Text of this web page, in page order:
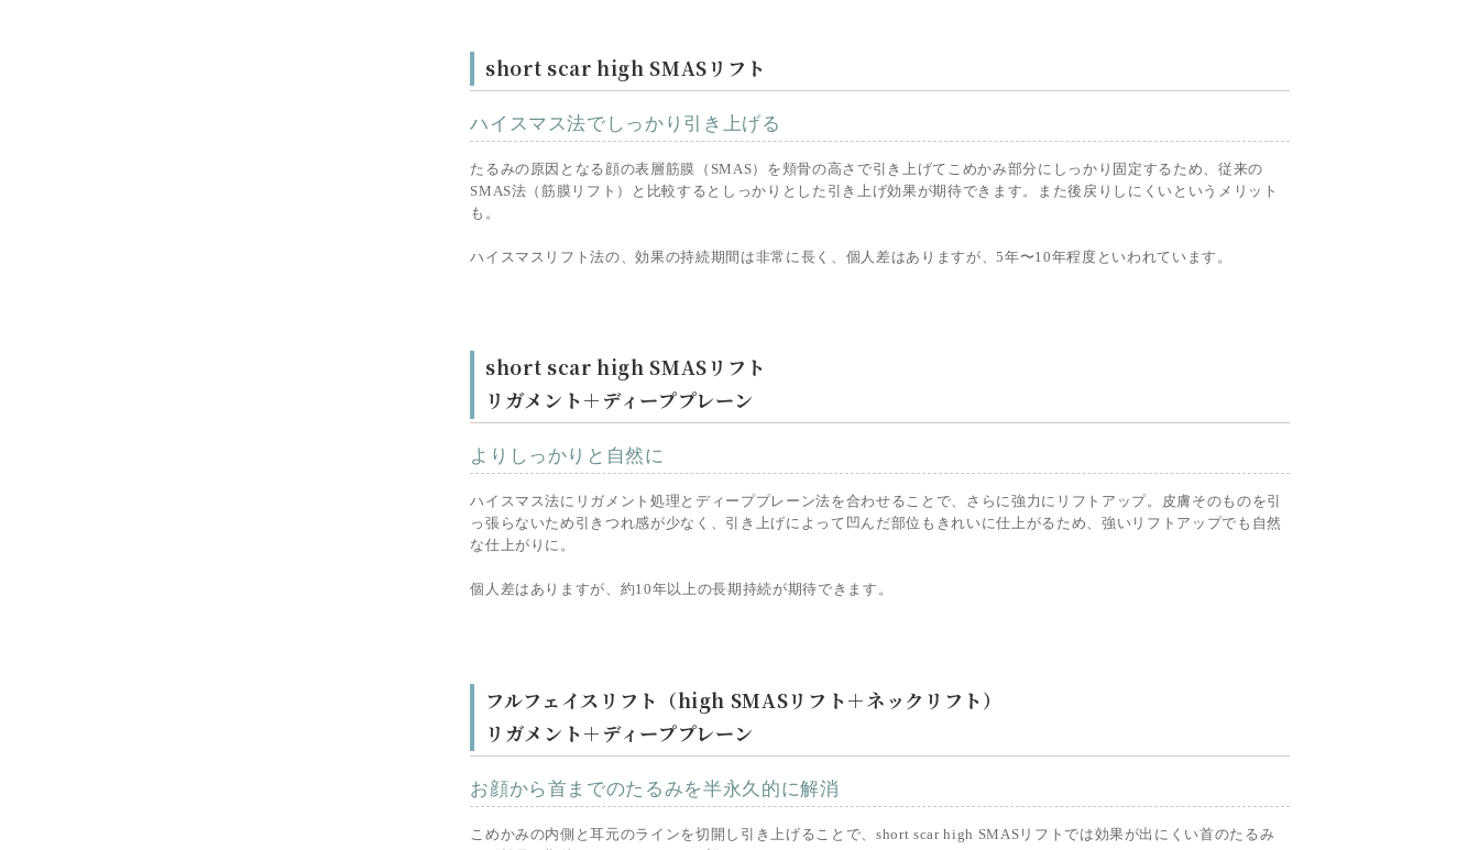
short scar high SMASリフト
ハイスマス法でしっかり引き上げる
たるみの原因となる顔の表層筋膜（SMAS）を頬骨の高さで引き上げてこめかみ部分にしっかり固定するため、従来の
SMAS法（筋膜リフト）と比較するとしっかりとした引き上げ効果が期待できます。また後戻りしにくいというメリット
も。
ハイスマスリフト法の、効果の持続期間は非常に長く、個人差はありますが、5年〜10年程度といわれています。
short scar high SMASリフト
リガメント＋ディーププレーン
よりしっかりと自然に
ハイスマス法にリガメント処理とディーププレーン法を合わせることで、さらに強力にリフトアップ。皮膚そのものを引
っ張らないため引きつれ感が少なく、引き上げによって凹んだ部位もきれいに仕上がるため、強いリフトアップでも自然
な仕上がりに。
個人差はありますが、約10年以上の長期持続が期待できます。
フルフェイスリフト （high SMASリフト＋ネックリフト）
リガメント＋ディーププレーン
お顔から首までのたるみを半永久的に解消
こめかみの内側と耳元のラインを切開し引き上げることで、short scar high SMASリフトでは効果が出にくい首のたるみ